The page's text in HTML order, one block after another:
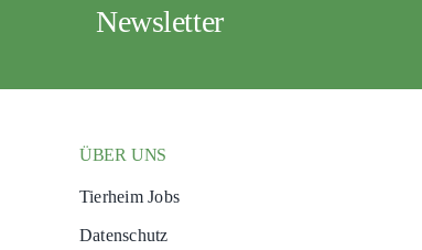
Newsletter
ÜBER UNS
Tierheim Jobs
Datenschutz